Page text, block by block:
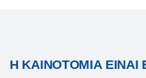
Η ΚΑΙΝΟΤΟΜΊΑ ΕΊΝΑΙ